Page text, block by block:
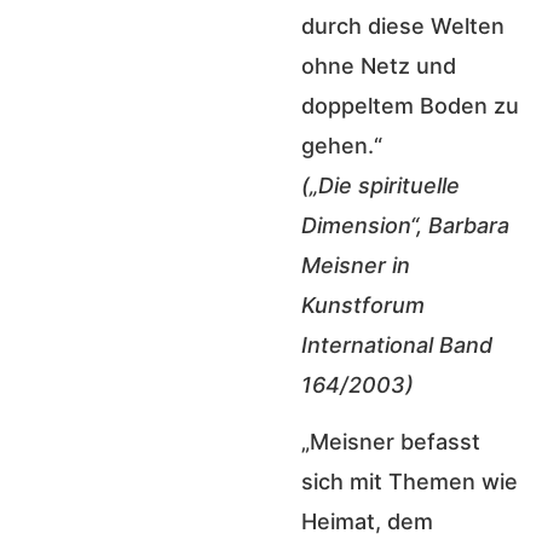
durch diese Welten
ohne Netz und
doppeltem Boden zu
gehen.“
(„Die spirituelle
Dimension“, Barbara
Meisner in
Kunstforum
International Band
164/2003)
„Meisner befasst
sich mit Themen wie
Heimat, dem